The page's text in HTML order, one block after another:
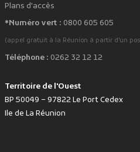
Plans d'accès
*Numéro vert : 0800 605 605
(appel gratuit à la Réunion à partir d'un
Téléphone : 0262 32 12 12
Territoire de l'Ouest
BP 50049 – 97822 Le Port Cedex
Ile de La Réunion